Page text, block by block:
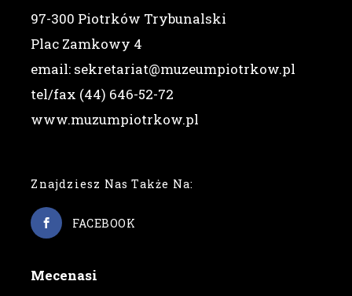
97-300 Piotrków Trybunalski
Plac Zamkowy 4
email: sekretariat@muzeumpiotrkow.pl
tel/fax (44) 646-52-72
www.muzumpiotrkow.pl
Znajdziesz Nas Także Na:
FACEBOOK
Mecenasi